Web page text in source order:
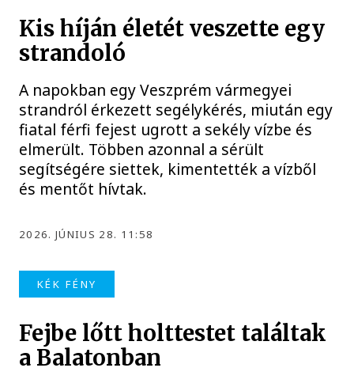
Kis híján életét veszette egy
strandoló
A napokban egy Veszprém vármegyei
strandról érkezett segélykérés, miután egy
fiatal férfi fejest ugrott a sekély vízbe és
elmerült. Többen azonnal a sérült
segítségére siettek, kimentették a vízből
és mentőt hívtak.
2026. JÚNIUS 28. 11:58
KÉK FÉNY
Fejbe lőtt holttestet találtak
a Balatonban